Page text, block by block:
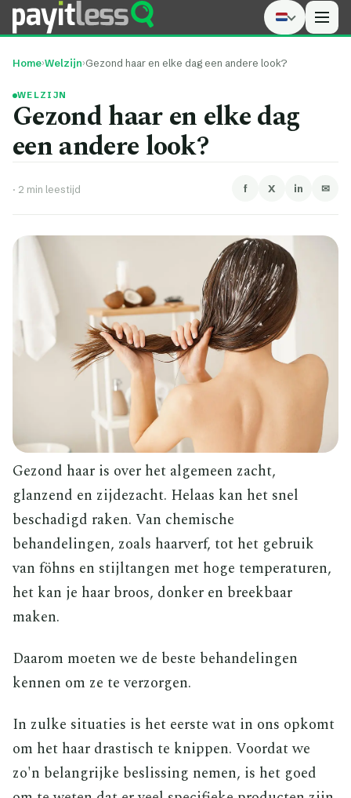
Home›Welzijn›Gezond haar en elke dag een andere look?
WELZIJN
Gezond haar en elke dag
een andere look?
· 2 min leestijd f X in ✉
Gezond haar is over het algemeen zacht,
glanzend en zijdezacht. Helaas kan het snel
beschadigd raken. Van chemische
behandelingen, zoals haarverf, tot het gebruik
van föhns en stijltangen met hoge temperaturen,
het kan je haar broos, donker en breekbaar
maken.
Daarom moeten we de beste behandelingen
kennen om ze te verzorgen.
In zulke situaties is het eerste wat in ons opkomt
om het haar drastisch te knippen. Voordat we
zo'n belangrijke beslissing nemen, is het goed